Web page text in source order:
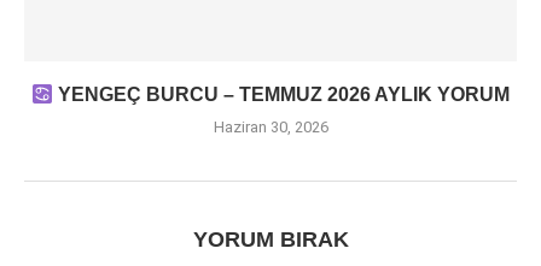
YENGEÇ BURCU – TEMMUZ 2026 AYLIK YORUM
Haziran 30, 2026
YORUM BIRAK